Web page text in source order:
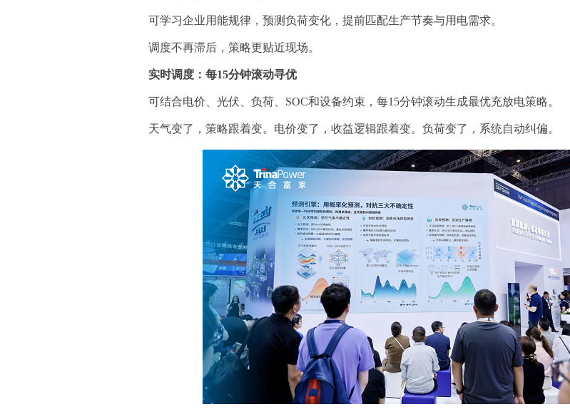
可学习企业用能规律，预测负荷变化，提前匹配生产节奏与用电需求。
调度不再滞后，策略更贴近现场。
实时调度：每15分钟滚动寻优
可结合电价、光伏、负荷、SOC和设备约束，每15分钟滚动生成最优充放电策略。
天气变了，策略跟着变。电价变了，收益逻辑跟着变。负荷变了，系统自动纠偏。